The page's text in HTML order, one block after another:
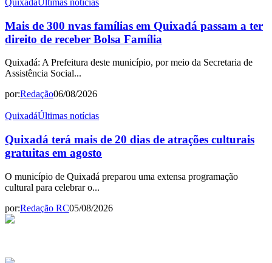
Mais de 300 nvas famílias em Quixadá passam a ter
direito de receber Bolsa Família
Quixadá: A Prefeitura deste município, por meio da Secretaria de
Assistência Social...
por:Redação06/08/2026
QuixadáÚltimas notícias
Quixadá terá mais de 20 dias de atrações culturais
gratuitas em agosto
O município de Quixadá preparou uma extensa programação
cultural para celebrar o...
por:Redação RC05/08/2026